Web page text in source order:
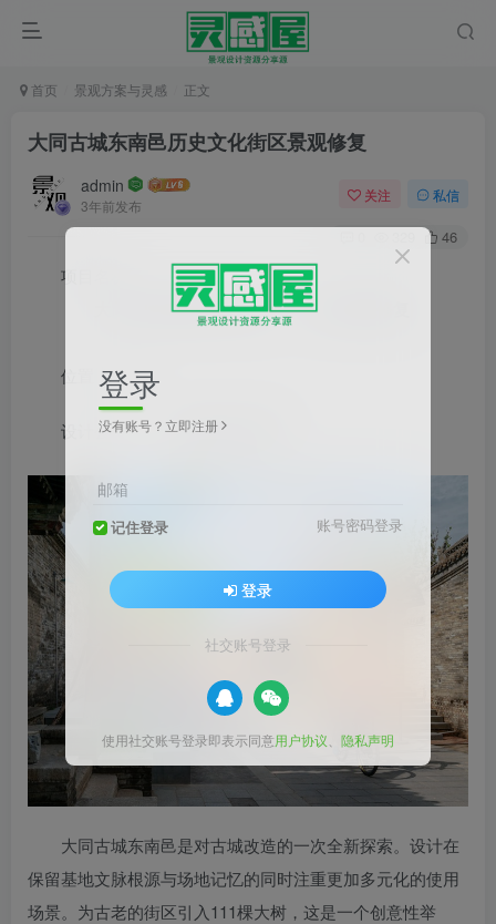
首页 景观方案与灵感 正文
大同古城东南邑历史文化街区景观修复
admin
3年前发布
关注 私信
46
项目名称：
古城东南邑历史文化 街区
位置：大同
设计公司： 象界设计机构
大同古城东南邑是对古城改造的一次全新探索。设计在
保留基地文脉根源与场地记忆的同时注重更加多元化的使用
场景。为古老的街区引入111棵大树，这是一个创意性举
登录
没有账号？立即注册
邮箱
记住登录 账号密码登录
登录
社交账号登录
使用社交账号登录即表示同意用户协议 隐私声明